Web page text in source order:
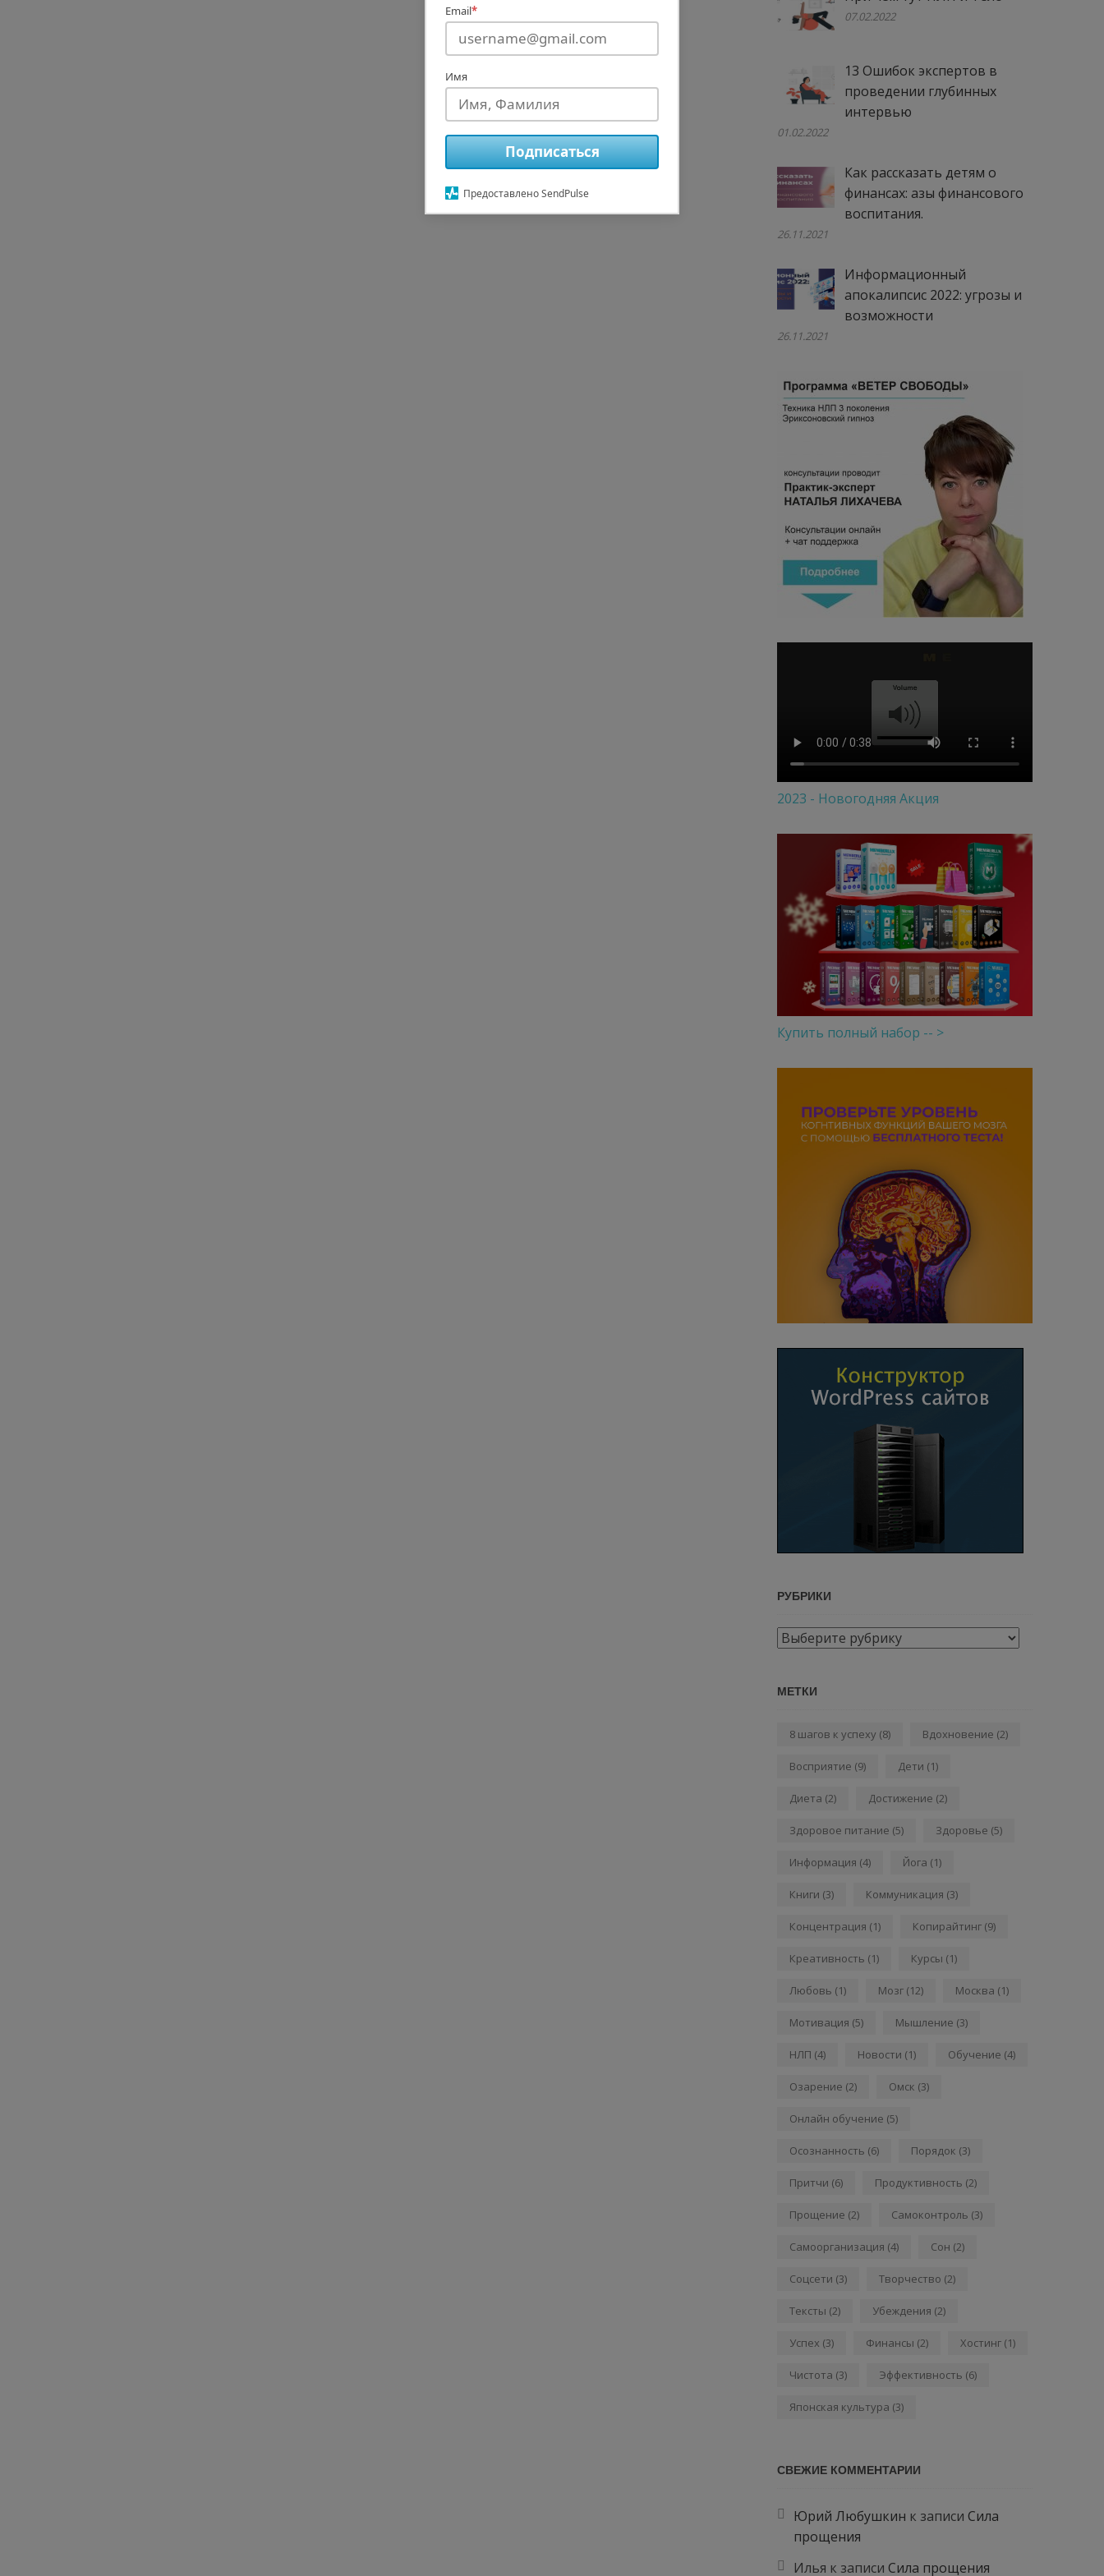
07.02.2022
13 Ошибок экспертов в
проведении глубинных
интервью
01.02.2022
Как рассказать детям о
финансах: азы финансового
воспитания.
26.11.2021
Информационный
апокалипсис 2022: угрозы и
возможности
26.11.2021
2023 - Новогодняя Акция
Купить полный набор -- >
РУБРИКИ
Рубрики
МЕТКИ
8 шагов к успеху (8) Вдохновение (2)
Восприятие (9) Дети (1)
Диета (2) Достижение (2)
Здоровое питание (5) Здоровье (5)
Информация (4) Йога (1)
Книги (3) Коммуникация (3)
Концентрация (1) Копирайтинг (9)
Креативность (1) Курсы (1)
Любовь (1) Мозг (12) Москва (1)
Мотивация (5) Мышление (3)
НЛП (4) Новости (1) Обучение (4)
Озарение (2) Омск (3)
Онлайн обучение (5)
Осознанность (6) Порядок (3)
Притчи (6) Продуктивность (2)
Прощение (2) Самоконтроль (3)
Самоорганизация (4) Сон (2)
Соцсети (3) Творчество (2)
Тексты (2) Убеждения (2)
Успех (3) Финансы (2) Хостинг (1)
Чистота (3) Эффективность (6)
Японская культура (3)
СВЕЖИЕ КОММЕНТАРИИ
Юрий Любушкин к записи Сила
прощения
Илья к записи Сила прощения
Email*
Имя
Подписаться
Предоставлено SendPulse